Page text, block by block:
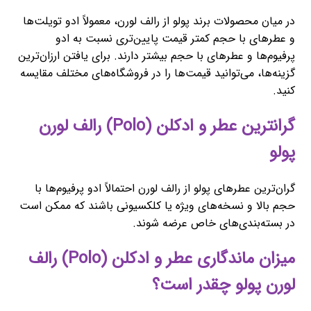
در میان محصولات برند پولو از رالف لورن، معمولاً ادو تویلت‌ها
و عطرهای با حجم کمتر قیمت پایین‌تری نسبت به ادو
پرفیوم‌ها و عطرهای با حجم بیشتر دارند. برای یافتن ارزان‌ترین
گزینه‌ها، می‌توانید قیمت‌ها را در فروشگاه‌های مختلف مقایسه
کنید.
گرانترین عطر و ادکلن (Polo) رالف لورن
پولو
گران‌ترین عطرهای پولو از رالف لورن احتمالاً ادو پرفیوم‌ها با
حجم بالا و نسخه‌های ویژه یا کلکسیونی باشند که ممکن است
در بسته‌بندی‌های خاص عرضه شوند.
میزان ماندگاری عطر و ادکلن (Polo) رالف
لورن پولو چقدر است؟